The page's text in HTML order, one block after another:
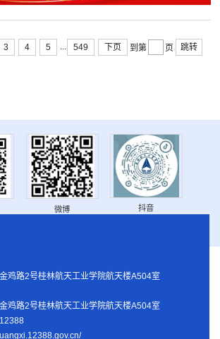
3 4 5 ... 549 下页 到第 页 跳转
微博 抖音
鸡路2号桂林航天工业学院航天楼A504室
鸡路2号桂林航天工业学院航天楼A504室